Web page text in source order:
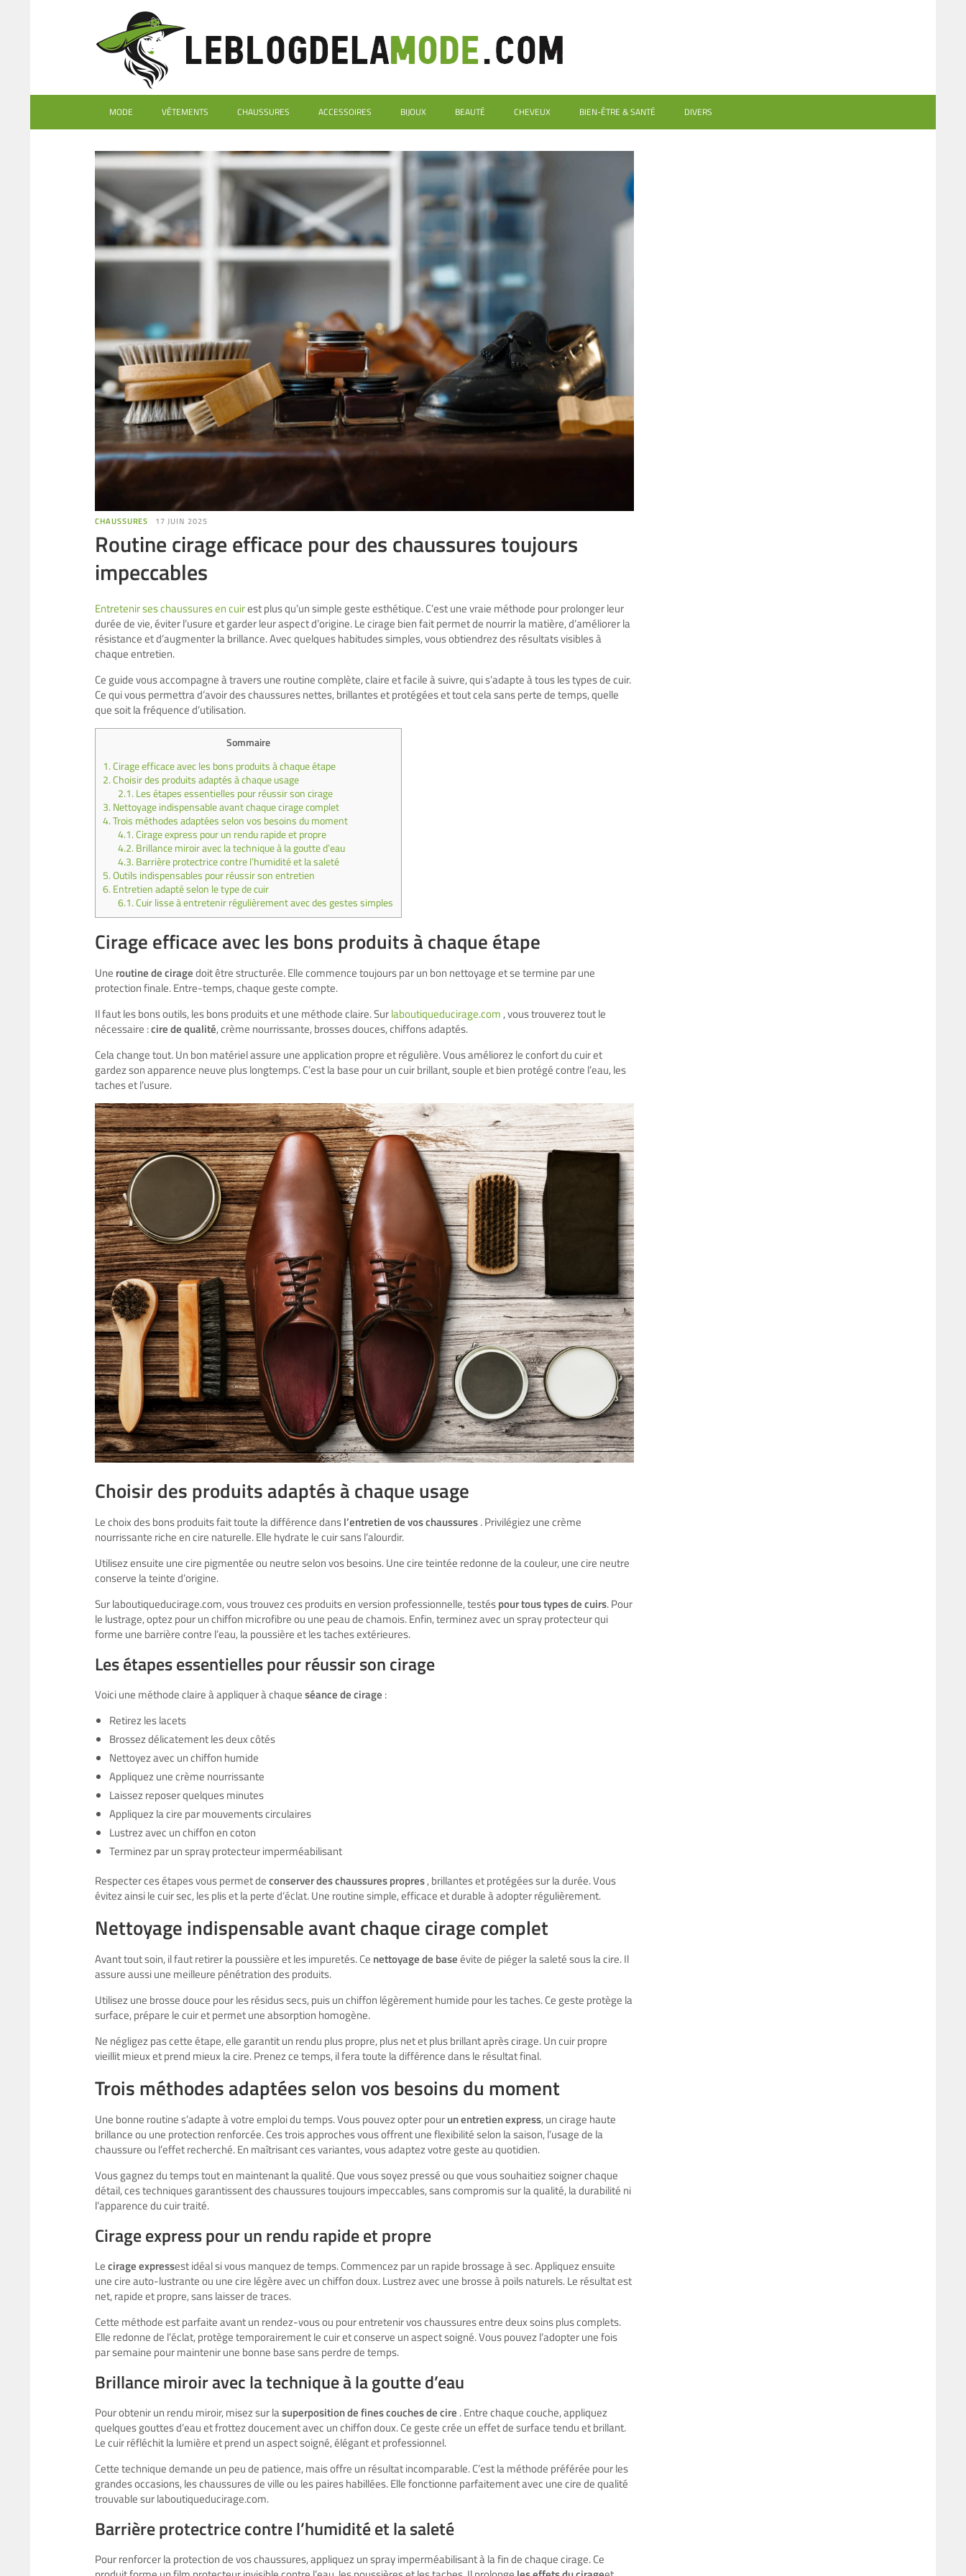
MODE VÊTEMENTS CHAUSSURES ACCESSOIRES BIJOUX BEAUTÉ CHEVEUX BIEN-ÊTRE & SANTÉ DIVERS
CHAUSSURES 17 JUIN 2025
Routine cirage efficace pour des chaussures toujours
impeccables
Entretenir ses chaussures en cuirest plus qu’un simple geste esthétique. C’est une vraie méthode pour prolonger leur
durée de vie, éviter l’usure et garder leur aspect d’origine. Le cirage bien fait permet de nourrir la matière, d’améliorer la
résistance et d’augmenter la brillance. Avec quelques habitudes simples, vous obtiendrez des résultats visibles à
chaque entretien.
Ce guide vous accompagne à travers une routine complète, claire et facile à suivre, qui s’adapte à tous les types de cuir.
Ce qui vous permettra d’avoir des chaussures nettes, brillantes et protégées et tout cela sans perte de temps, quelle
que soit la fréquence d’utilisation.
Sommaire
1.Cirage efficace avec les bons produits à chaque étape
2.Choisir des produits adaptés à chaque usage
2.1. Les étapes essentielles pour réussir son cirage
3. Nettoyage indispensable avant chaque cirage complet
4.Trois méthodes adaptées selon vos besoins du moment
4.1.Cirage express pour un rendu rapide et propre
4.2. Brillance miroir avec la technique à la goutte d’eau
4.3. Barrière protectrice contre l’humidité et la saleté
5.Outils indispensables pour réussir son entretien
6. Entretien adapté selon le type de cuir
6.1.Cuir lisse à entretenir régulièrement avec des gestes simples
Cirage efficace avec les bons produits à chaque étape
Une routine de ciragedoit être structurée. Elle commence toujours par un bon nettoyage et se termine par une
protection finale. Entre-temps, chaque geste compte.
Il faut les bons outils, les bons produits et une méthode claire. Surlaboutiqueducirage.com, vous trouverez tout le
nécessaire :cire de qualité, crème nourrissante, brosses douces, chiffons adaptés.
Cela change tout. Un bon matériel assure une application propre et régulière. Vous améliorez le confort du cuir et
gardez son apparence neuve plus longtemps. C’est la base pour un cuir brillant, souple et bien protégé contre l’eau, les
taches et l’usure.
Choisir des produits adaptés à chaque usage
Le choix des bons produits fait toute la différence dansl’entretien de vos chaussures. Privilégiez une crème
nourrissante riche en cire naturelle. Elle hydrate le cuir sans l’alourdir.
Utilisez ensuite une cire pigmentée ou neutre selon vos besoins. Une cire teintée redonne de la couleur, une cire neutre
conserve la teinte d’origine.
Sur laboutiqueducirage.com, vous trouvez ces produits en version professionnelle, testéspour tous types de cuirs. Pour
le lustrage, optez pour un chiffon microfibre ou une peau de chamois. Enfin, terminez avec un spray protecteur qui
forme une barrière contre l’eau, la poussière et les taches extérieures.
Les étapes essentielles pour réussir son cirage
Voici une méthode claire à appliquer à chaqueséance de cirage :
Retirez les lacets
Brossez délicatement les deux côtés
Nettoyez avec un chiffon humide
Appliquez une crème nourrissante
Laissez reposer quelques minutes
Appliquez la cire par mouvements circulaires
Lustrez avec un chiffon en coton
Terminez par un spray protecteur imperméabilisant
Respecter ces étapes vous permet deconserver des chaussures propres, brillantes et protégées sur la durée. Vous
évitez ainsi le cuir sec, les plis et la perte d’éclat. Une routine simple, efficace et durable à adopter régulièrement.
Nettoyage indispensable avant chaque cirage complet
Avant tout soin, il faut retirer la poussière et les impuretés. Ce nettoyage de baseévite de piéger la saleté sous la cire. Il
assure aussi une meilleure pénétration des produits.
Utilisez une brosse douce pour les résidus secs, puis un chiffon légèrement humide pour les taches. Ce geste protège la
surface, prépare le cuir et permet une absorption homogène.
Ne négligez pas cette étape, elle garantit un rendu plus propre, plus net et plus brillant après cirage. Un cuir propre
vieillit mieux et prend mieux la cire. Prenez ce temps, il fera toute la différence dans le résultat final.
Trois méthodes adaptées selon vos besoins du moment
Une bonne routine s’adapte à votre emploi du temps. Vous pouvez opter pourun entretien express, un cirage haute
brillance ou une protection renforcée. Ces trois approches vous offrent une flexibilité selon la saison, l’usage de la
chaussure ou l’effet recherché. En maîtrisant ces variantes, vous adaptez votre geste au quotidien.
Vous gagnez du temps tout en maintenant la qualité. Que vous soyez pressé ou que vous souhaitiez soigner chaque
détail, ces techniques garantissent des chaussures toujours impeccables, sans compromis sur la qualité, la durabilité ni
l’apparence du cuir traité.
Cirage express pour un rendu rapide et propre
Lecirage expressest idéal si vous manquez de temps. Commencez par un rapide brossage à sec. Appliquez ensuite
une cire auto-lustrante ou une cire légère avec un chiffon doux. Lustrez avec une brosse à poils naturels. Le résultat est
net, rapide et propre, sans laisser de traces.
Cette méthode est parfaite avant un rendez-vous ou pour entretenir vos chaussures entre deux soins plus complets.
Elle redonne de l’éclat, protège temporairement le cuir et conserve un aspect soigné. Vous pouvez l’adopter une fois
par semaine pour maintenir une bonne base sans perdre de temps.
Brillance miroir avec la technique à la goutte d’eau
Pour obtenir un rendu miroir, misez sur lasuperposition de fines couches de cire . Entre chaque couche, appliquez
quelques gouttes d’eau et frottez doucement avec un chiffon doux. Ce geste crée un effet de surface tendu et brillant.
Le cuir réfléchit la lumière et prend un aspect soigné, élégant et professionnel.
Cette technique demande un peu de patience, mais offre un résultat incomparable. C’est la méthode préférée pour les
grandes occasions, les chaussures de ville ou les paires habillées. Elle fonctionne parfaitement avec une cire de qualité
trouvable sur laboutiqueducirage.com.
Barrière protectrice contre l’humidité et la saleté
Pour renforcer la protection de vos chaussures, appliquez un spray imperméabilisant à la fin de chaque cirage. Ce